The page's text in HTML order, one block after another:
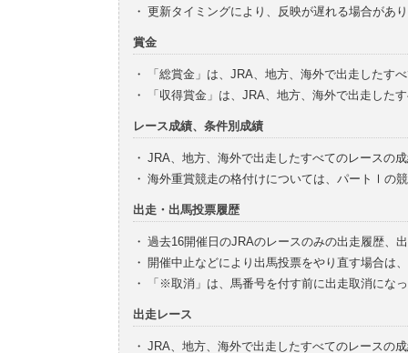
・ 更新タイミングにより、反映が遅れる場合があ
賞金
・
「総賞金」は、JRA、地方、海外で出走したす
・
「収得賞金」は、JRA、地方、海外で出走した
レース成績、条件別成績
・ JRA、地方、海外で出走したすべてのレースの
・ 海外重賞競走の格付けについては、パートⅠの
出走・出馬投票履歴
・ 過去16開催日のJRAのレースのみの出走履歴、
・ 開催中止などにより出馬投票をやり直す場合は
・
「※取消」は、馬番号を付す前に出走取消にな
出走レース
・ JRA、地方、海外で出走したすべてのレースの